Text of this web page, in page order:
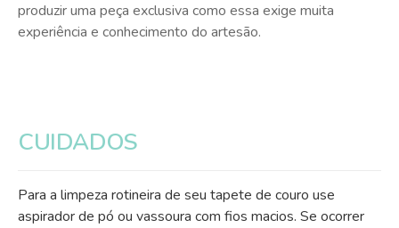
produzir uma peça exclusiva como essa exige muita
experiência e conhecimento do artesão.
CUIDADOS
Para a limpeza rotineira de seu tapete de couro use
aspirador de pó ou vassoura com fios macios. Se ocorrer